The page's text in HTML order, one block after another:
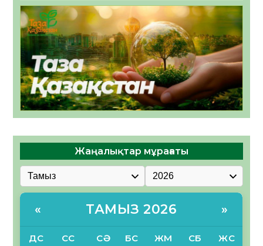
Жаңалықтар мұрағаты
« ТАМЫЗ 2026 »
ДС СС СӘ БС ЖМ СБ ЖС